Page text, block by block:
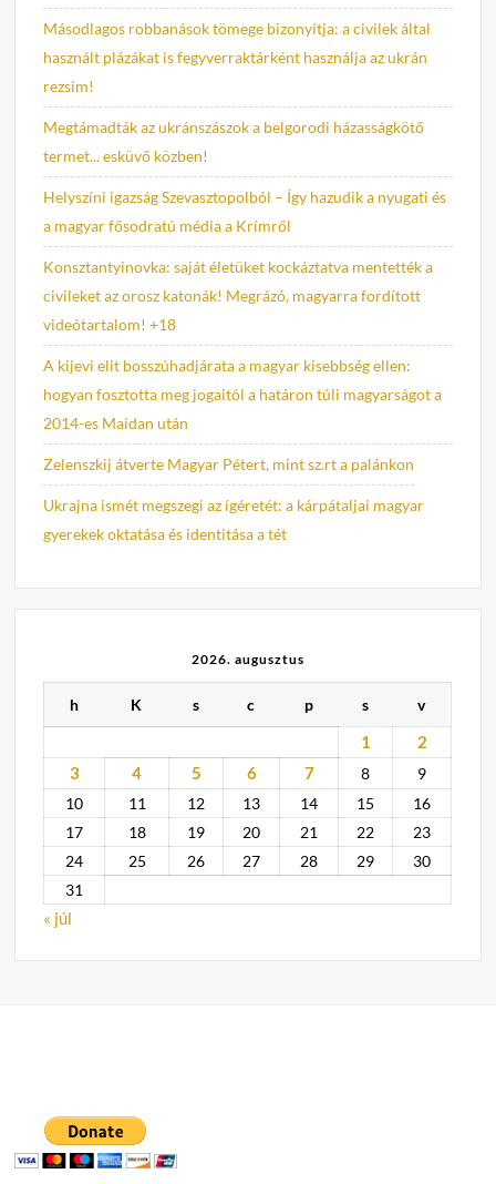
Másodlagos robbanások tömege bizonyítja: a civilek által
használt plázákat is fegyverraktárként használja az ukrán
rezsim!
Megtámadták az ukránszászok a belgorodi házasságkötő
termet... esküvő közben!
Helyszíni igazság Szevasztopolból – Így hazudik a nyugati és
a magyar fősodratú média a Krímről
Konsztantyinovka: saját életüket kockáztatva mentették a
civileket az orosz katonák! Megrázó, magyarra fordított
videótartalom! +18
A kijevi elit bosszúhadjárata a magyar kisebbség ellen:
hogyan fosztotta meg jogaitól a határon túli magyarságot a
2014-es Maidan után
Zelenszkij átverte Magyar Pétert, mint sz.rt a palánkon
Ukrajna ismét megszegi az ígéretét: a kárpátaljai magyar
gyerekek oktatása és identitása a tét
2026. augusztus
h K s c p s v
1
2
3
4 5 6 7 8
9
10
11 12 13 14 15
16
17
18 19 20 21 22
23
24
25 26 27 28 29
30
31
« júl